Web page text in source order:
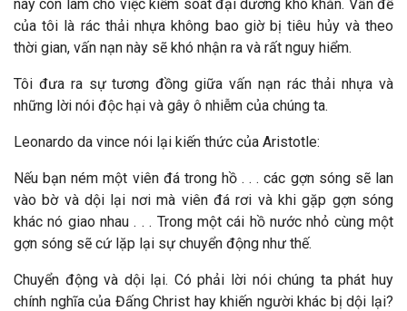
này còn làm cho việc kiểm soát đại dương khó khăn. Vấn đề
của tôi là rác thải nhựa không bao giờ bị tiêu hủy và theo
thời gian, vấn nạn này sẽ khó nhận ra và rất nguy hiểm.
Tôi đưa ra sự tương đồng giữa vấn nạn rác thải nhựa và
những lời nói độc hại và gây ô nhiễm của chúng ta.
Leonardo da vince nói lại kiến thức của Aristotle:
Nếu bạn ném một viên đá trong hồ . . . các gợn sóng sẽ lan
vào bờ và dội lại nơi mà viên đá rơi và khi gặp gợn sóng
khác nó giao nhau . . . Trong một cái hồ nước nhỏ cùng một
gợn sóng sẽ cứ lặp lại sự chuyển động như thế.
Chuyển động và dội lại. Có phải lời nói chúng ta phát huy
chính nghĩa của Đấng Christ hay khiến người khác bị dội lại?